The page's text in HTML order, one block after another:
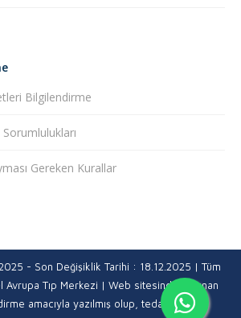
Bilgilendirme
Gereken Kurallar
- Son Değişiklik Tarihi : 18.12.2025 | Tüm
Avrupa Tıp Merkezi | Web sitesinde bulunan
amacıyla yazılmış olup, tedavi niteliği